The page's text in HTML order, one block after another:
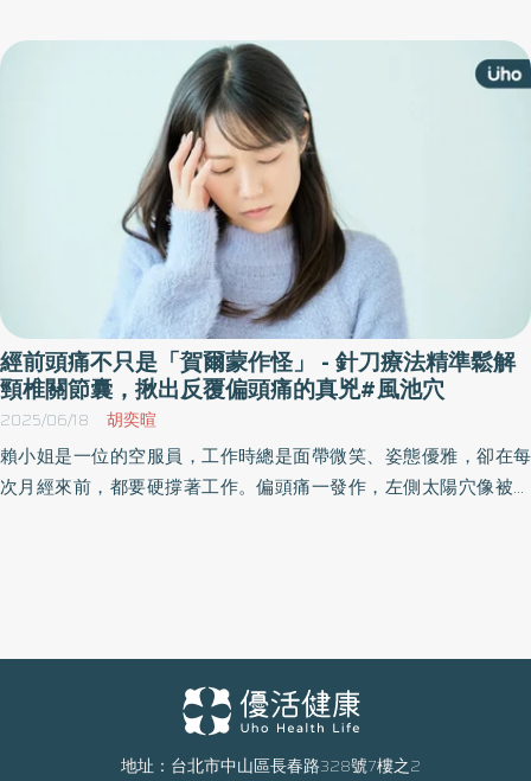
硬、眼睛脹脹的、頭有點暈。不僅如此，她的腸胃也變得敏感，常
常胃悶悶脹脹。她曾做過心電圖、腦部核磁共振、腸胃鏡，甚至服
用過安眠藥與抗焦慮劑，卻始終找不到真正的問題。 這類案例在門
診並不少見。許多症狀看似分散，其實可能來自一個被忽略的關
鍵：交感神經型頸椎病。 什麼是交感神經型頸椎病？ 翰鳴堂中醫診
所吳文誠中醫師表示交感神經屬於自律神經系統的一部分，負責調
節心跳、血壓、消化、瞳孔、腺體分泌等功能。在頸椎兩側，尤其
是第2到第6頸椎區域，分布著上頸交感神經節，當這些部位因關節
活動受限、筋膜張力不均或關節囊沾黏，導致交感神經受干擾時，
便可能產生一連串與「頸部無直接關聯」的全身症狀。 這就是交感
神經型頸椎病，臨床上常見卻容易被誤診為壓力大、自律神經失調
或身心症。 你也有這些狀況嗎？可能與頸椎有關 吳文誠中醫師說明
以下這些身體狀況，若合併出現超過兩項，且長期未見改善，值得
進一步評估是否與交感神經型頸椎病有關： ✅ 起床後總覺得脖子
硬、肩膀緊、眼睛酸脹 ✅ 心跳有時忽快忽慢、容易感覺胸口「卡卡
的」 ✅ 常覺得頭重重、注意力難集中、容易疲倦 ✅ 明明累卻睡不
對頸椎的認知停留在「脖子痠」、「肩頸僵硬」，但其實頸椎周圍
的神經網絡極其豐富。當局部關節因長期姿勢不良、慢性退化或受
傷產生滑動障礙，會對附近的交感神經節造成張力壓迫，導致整個
自律神經系統的調節能力下降。這種「干擾」不像骨刺那樣明顯，
經前頭痛不只是「賀爾蒙作怪」 - 針刀療法精準鬆解
頸椎關節囊，揪出反覆偏頭痛的真兇#風池穴
2025/06/18 胡奕暄
賴小姐是一位的空服員，工作時總是面帶微笑、姿態優雅，卻在每
次月經來前，都要硬撐著工作。偏頭痛一發作，左側太陽穴像被釘
節囊的沾黏與神經過度興奮所導致的「反射性緊繃區」，這在中醫
針刀學裡，被稱為干擾點或病源點。 更重要的是，她除了經前頭
痛，平常也經常有肩頸僵硬、入睡困難、眼壓不適等小毛病。這些
地址：台北市中山區長春路328號7樓之2